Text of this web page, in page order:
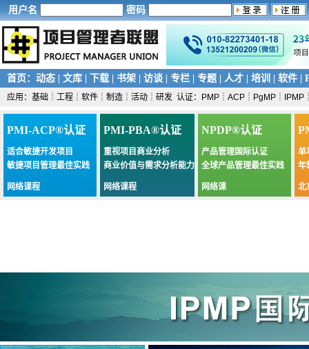
用户名 密码
首页 ： 动态 文库 下载 书架 访谈 专栏 专题 人才 培训 软件
应用： 基础 ┊ 工程 ┊ 软件 ┊ 制造 ┊ 活动 ┊ 研发 认证： PMP ┊ ACP ┊ PgMP ┊ IPMP
PMI-ACP®认证
适合敏捷开发项目
敏捷项目管理最佳实践
网络课程
PMI-PBA®认证
重视项目商业分析
商业价值与需求分析能力
网络课程
NPDP®认证
产品管理国际认证
全球产品管理最佳实践
网络课
单
年
北